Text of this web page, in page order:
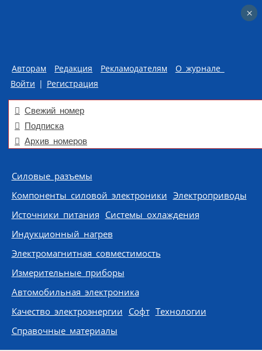
Авторам Редакция Рекламодателям
О журнале
Войти | Регистрация
Свежий номер
Подписка
Архив номеров
Skip to content
Силовые разъемы
Компоненты силовой электроники Электроприводы
Источники питания Системы охлаждения
Индукционный нагрев
Электромагнитная совместимость
Измерительные приборы
Автомобильная электроника
Качество электроэнергии Софт Технологии
Справочные материалы
×
×